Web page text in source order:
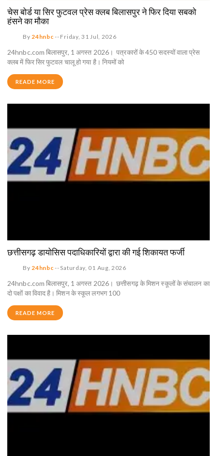
चेस बोर्ड या सिर फुटवल प्रेस क्लब बिलासपुर ने फिर दिया सबको
हंसने का मौका
By24hnbc -- Friday, 31 Jul, 2026
24hnbc.com बिलासपुर, 1 अगस्त 2026। पत्रकारों के 450 सदस्यों वाला प्रेस
क्लब में फिर सिर फुटवल चालू हो गया है। नियमों को
READE MORE
छत्तीसगढ़ डायोसिस पदाधिकारियों द्वारा की गई शिकायत फर्जी
By24hnbc -- Saturday, 01 Aug, 2026
24hnbc.com बिलासपुर, 1 अगस्त 2026। छत्तीसगढ़ के मिशन स्कूलों के संचालन का
दो पक्षों का विवाद है। मिशन के स्कूल लगभग 100
READE MORE